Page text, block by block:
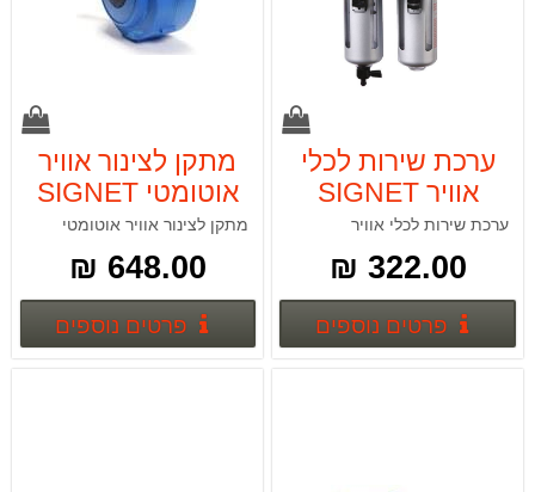
ערכת שירות לכלי
אוויר SIGNET
65460
ערכת שירות לכלי אוויר
322.00 ₪
פרטים נוספיםפרטים נוספים
מתקן לצינור אוויר
אוטומטי SIGNET
65490
מתקן לצינור אוויר אוטומטי
648.00 ₪
פרטים נוספים